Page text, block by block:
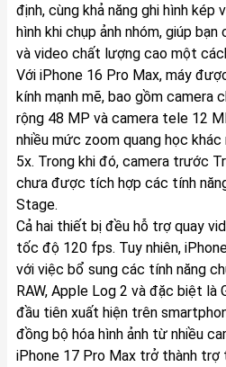
định, cùng khả năng ghi hình kép
hình khi chụp ảnh nhóm, giúp
và video chất lượng cao một
Với iPhone 16 Pro Max, máy
kính mạnh mẽ, bao gồm camera
rộng 48 MP và camera tele 12
nhiều mức zoom quang học khác
5x. Trong khi đó, camera trước
chưa được tích hợp các tính
Stage.
Cả hai thiết bị đều hỗ trợ quay
tốc độ 120 fps. Tuy nhiên,
với việc bổ sung các tính năng
RAW, Apple Log 2 và đặc biệt là
đầu tiên xuất hiện trên
đồng bộ hóa hình ảnh từ nhiều
iPhone 17 Pro Max trở thành